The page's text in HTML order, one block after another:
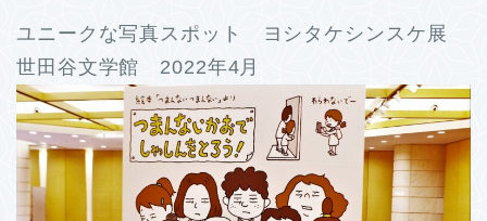
ユニークな写真スポット ヨシタケシンスケ展
世田谷文学館 2022年4月